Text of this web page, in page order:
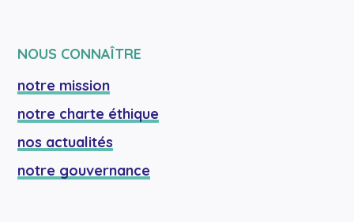
NOUS CONNAÎTRE
notre mission
notre charte éthique
nos actualités
notre gouvernance